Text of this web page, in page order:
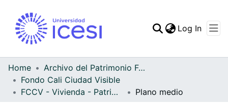
Log In
Home
Archivo del Patrimonio Fotográfico y Fílmico del Valle del Cauca
Fondo Cali Ciudad Visible
FCCV - Vivienda - Patrimonial
Plano medio